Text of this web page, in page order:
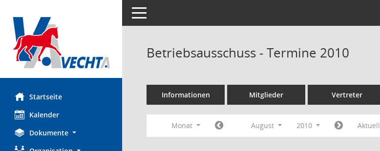
Startseite
Kalender
Dokumente
Toggle navigation
Betriebsausschuss - Termine 2010
Informationen Mitglieder Vertreter
Monat August 2010 Aktuell